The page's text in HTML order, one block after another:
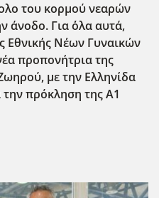
του κορμού νεαρών
Για ΄΄ολα αυτά,
Εθνικής Νέων Γυναικών
προπονήτρια της
με την Ελληνίδα
την πρόκληση της Α1